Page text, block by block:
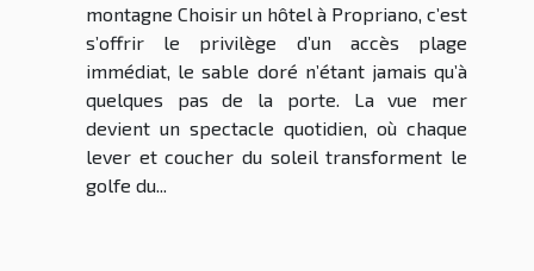
montagne Choisir un hôtel à Propriano, c’est
s’offrir le privilège d’un accès plage
immédiat, le sable doré n’étant jamais qu’à
quelques pas de la porte. La vue mer
devient un spectacle quotidien, où chaque
lever et coucher du soleil transforment le
golfe du...